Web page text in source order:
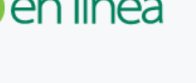
en Línea